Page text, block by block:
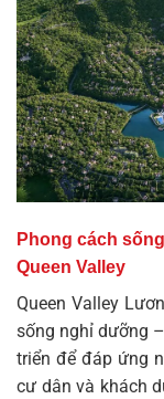
Phong cách
Queen Valley
Queen Valley
sống nghỉ dưỡng
triển để đáp ứng
cư dân và khách